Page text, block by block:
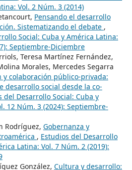
Vol. 2 Núm. 3 (2014)
Pensando el desarrollo
Sistematizando el debate ,
Social: Cuba y América Latina:
Septiembre-Diciembre
Teresa Martínez Fernández,
Morales, Mercedes Segarra
y colaboración público-privada:
desarrollo social desde la co-
del Desarrollo Social: Cuba y
12 Núm. 3 (2024): Septiembre-
Rodríguez, Gobernanza y
, Estudios del Desarrollo
Latina: Vol. 7 Núm. 2 (2019):
González, Cultura y desarrollo: